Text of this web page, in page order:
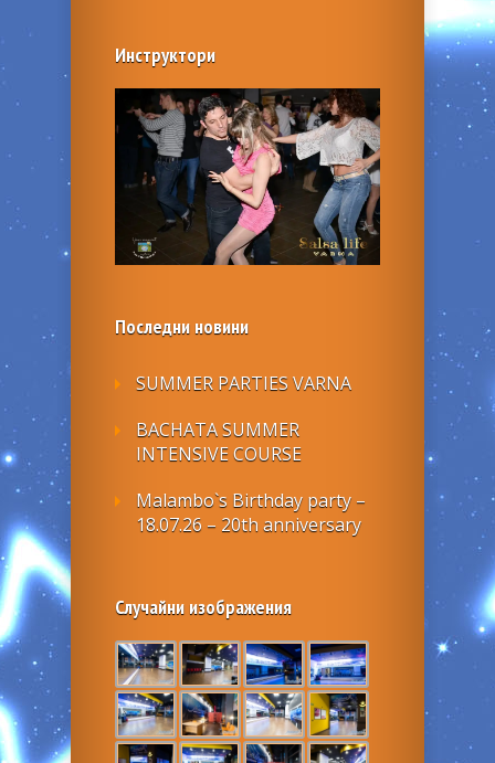
Инструктори
Последни новини
SUMMER PARTIES VARNA
BACHATA SUMMER
INTENSIVE COURSE
Malambo`s Birthday party –
18.07.26 – 20th anniversary
Случайни изображения